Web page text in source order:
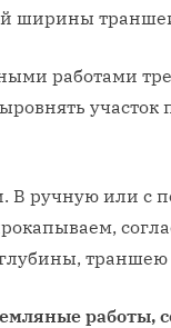
ширины
В ручную или с
траншею
работы,